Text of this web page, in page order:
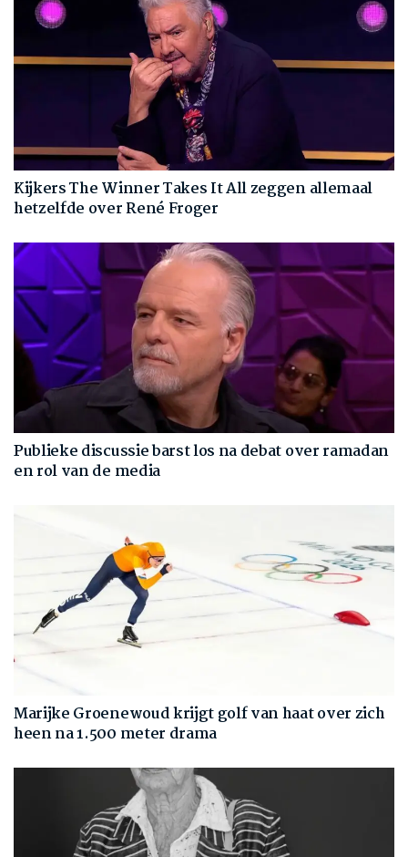
Kijkers The Winner Takes It All zeggen allemaal
hetzelfde over René Froger
Publieke discussie barst los na debat over ramadan
en rol van de media
Marijke Groenewoud krijgt golf van haat over zich
heen na 1.500 meter drama